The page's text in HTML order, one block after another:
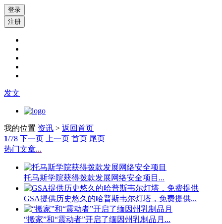
登录
注册
发文
我的位置 资讯 > 返回首页
1/78 下一页 上一页 首页 尾页
热门文章...
托马斯学院获得拨款发展网络安全项目...
GSA提供历史悠久的哈普斯韦尔灯塔，免费提供...
“搬家”和“震动者”开启了缅因州乳制品月...